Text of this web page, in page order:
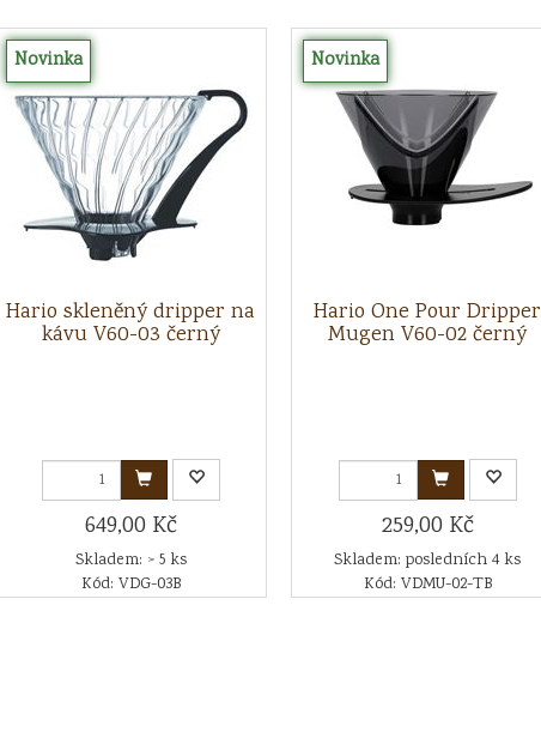
Novinka
Hario skleněný dripper na
kávu V60-03 černý
649,00 Kč
Skladem: > 5 ks
Kód: VDG-03B
Novinka
Hario One Pour Dripper
Mugen V60-02 černý
259,00 Kč
Skladem: posledních 4 ks
Kód: VDMU-02-TB